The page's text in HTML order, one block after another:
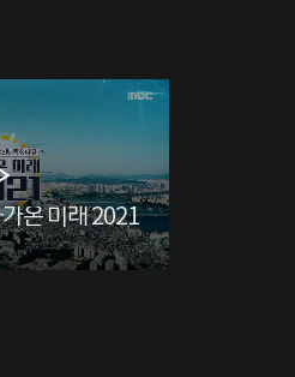
온 미래 2021